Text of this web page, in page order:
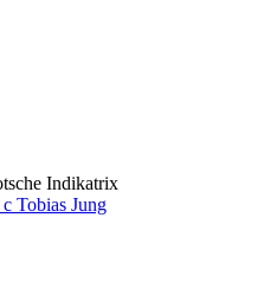
c Tobias Jung